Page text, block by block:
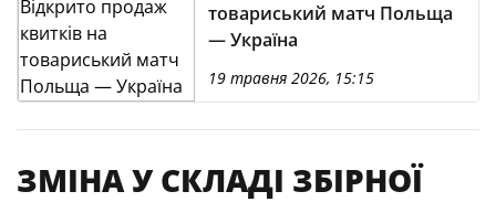
товариський матч Польща
— Україна
19 травня 2026, 15:15
ЗМІНА У СКЛАДІ ЗБІРНОЇ